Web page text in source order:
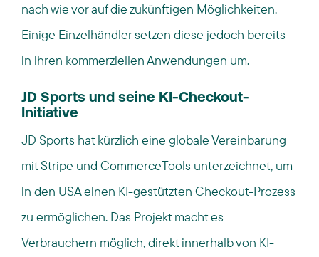
nach wie vor auf die zukünftigen Möglichkeiten.
Einige Einzelhändler setzen diese jedoch bereits
in ihren kommerziellen Anwendungen um.
JD Sports und seine KI-Checkout-
Initiative
JD Sports hat kürzlich eine globale Vereinbarung
mit Stripe und CommerceTools unterzeichnet, um
in den USA einen KI-gestützten Checkout-Prozess
zu ermöglichen. Das Projekt macht es
Verbrauchern möglich, direkt innerhalb von KI-